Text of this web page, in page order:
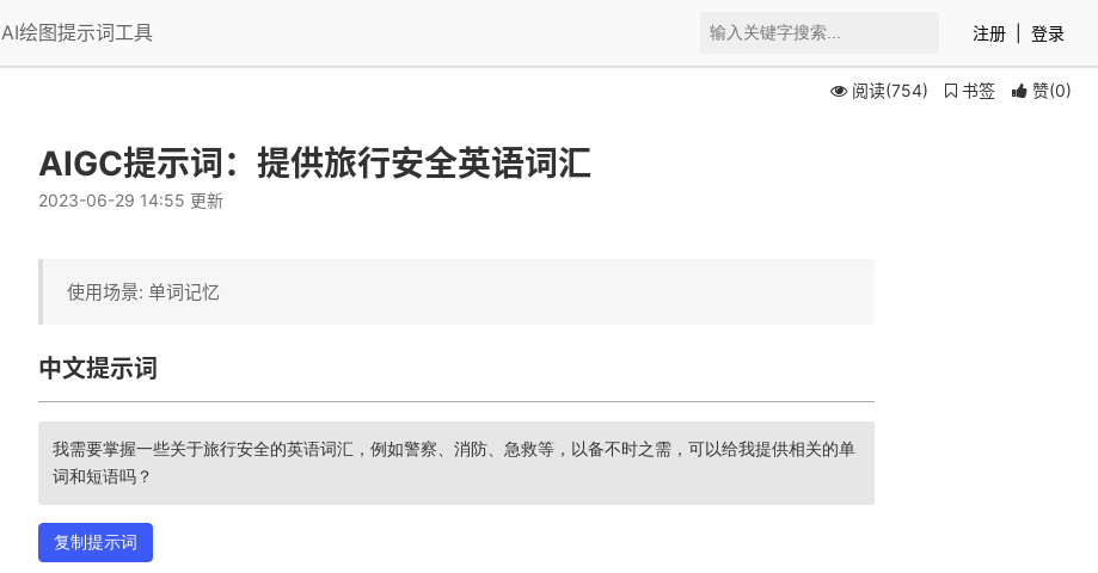
AI绘图提示词工具 注册 登录
阅读(754) 书签 赞(0)
AIGC提示词：提供旅行安全英语词汇
2023-06-29 14:55 更新
使用场景: 单词记忆
中文提示词
我需要掌握一些关于旅行安全的英语词汇，例如警察、消防、急救等，以备不时之需，可以给我提供相关的单
词和短语吗？
复制提示词